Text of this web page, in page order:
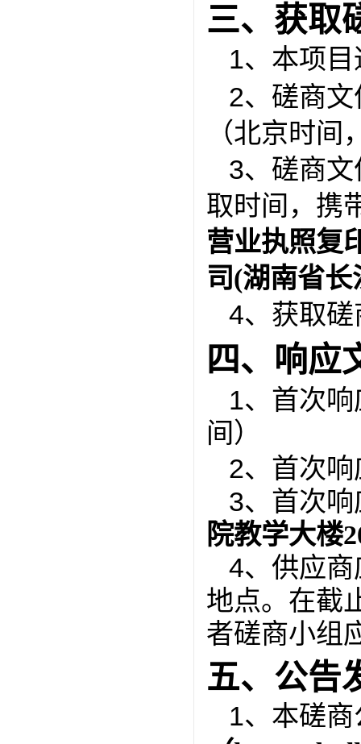
三、获取
1、本项
2、磋商
（北京时间
3、磋商
取时间，携
营业执照复
司(湖南省长
4、 获取
四、响应
1、首次
间）
2、首次
3、首次
院教学大楼
4、供应
地点。在截
者磋商小组
五、公告
1、本磋